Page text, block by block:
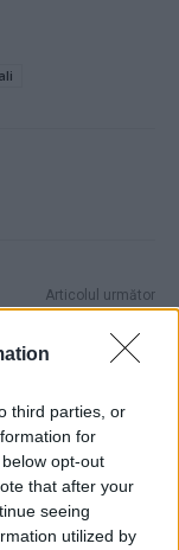
third parties, or
for
opt-out
that after your
seeing
utilized by
Articolul următor
lui Mihai Șora, cu o
om de cultură nu
de acesta, ci de o
apropiată…”